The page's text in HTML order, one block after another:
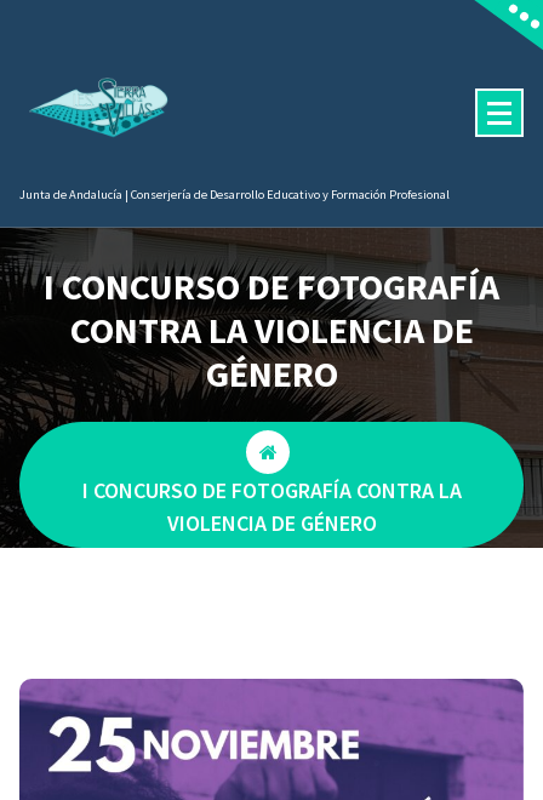
Junta de Andalucía | Conserjería de Desarrollo Educativo y Formación Profesional
I CONCURSO DE FOTOGRAFÍA
CONTRA LA VIOLENCIA DE
GÉNERO
I CONCURSO DE FOTOGRAFÍA CONTRA LA
VIOLENCIA DE GÉNERO